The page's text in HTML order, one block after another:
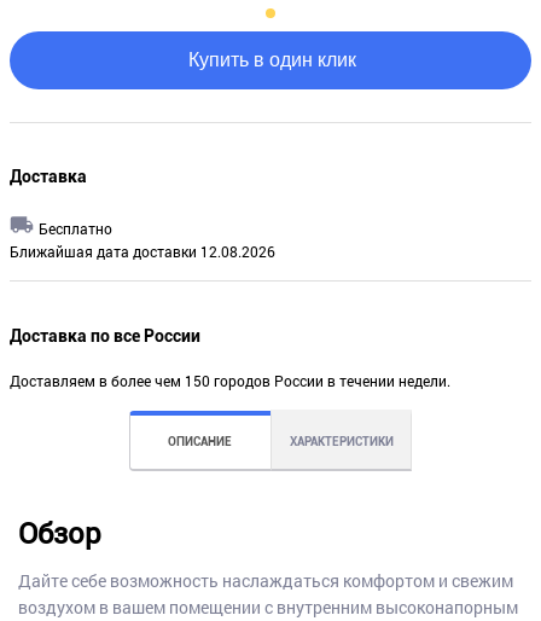
Купить в один клик
Доставка
Бесплатно
Ближайшая дата доставки 12.08.2026
Доставка по все России
Доставляем в более чем 150 городов России в течении недели.
ОПИСАНИЕ ХАРАКТЕРИСТИКИ
Обзор
Дайте себе возможность наслаждаться комфортом и свежим
воздухом в вашем помещении с внутренним высоконапорным